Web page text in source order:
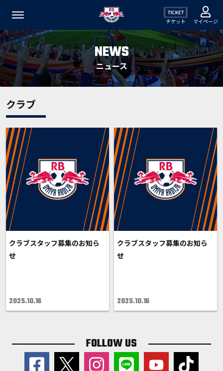
チケット マイページ
NEWS
ニュース
クラブ
クラブスタッフ募集のお知ら
せ
2025.10.16
クラブスタッフ募集のお知ら
せ
2025.10.16
FOLLOW US